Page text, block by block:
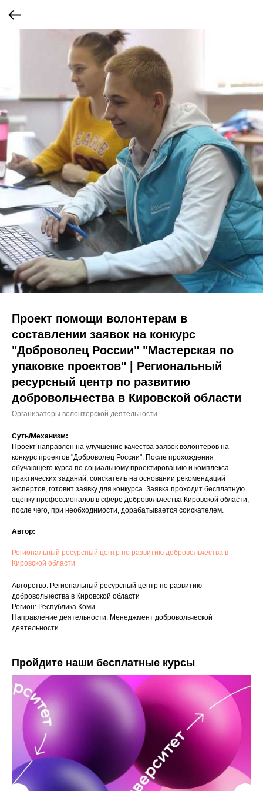
Проект помощи волонтерам в
составлении заявок на конкурс
"Доброволец России" "Мастерская по
упаковке проектов" | Региональный
ресурсный центр по развитию
добровольчества в Кировской области
Организаторы волонтерской деятельности
Суть/Механизм:
Проект направлен на улучшение качества заявок волонтеров на
конкурс проектов "Доброволец России". После прохождения
обучающего курса по социальному проектированию и комплекса
практических заданий, соискатель на основании рекомендаций
экспертов, готовит заявку для конкурса. Заявка проходит бесплатную
оценку профессионалов в сфере добровольчества Кировской области,
после чего, при необходимости, дорабатывается соискателем.
Автор:
Региональный ресурсный центр по развитию добровольчества в
Кировской области
Авторство: Региональный ресурсный центр по развитию
добровольчества в Кировской области
Регион: Республика Коми
Направление деятельности: Менеджмент добровольческой
деятельности
Пройдите наши бесплатные курсы